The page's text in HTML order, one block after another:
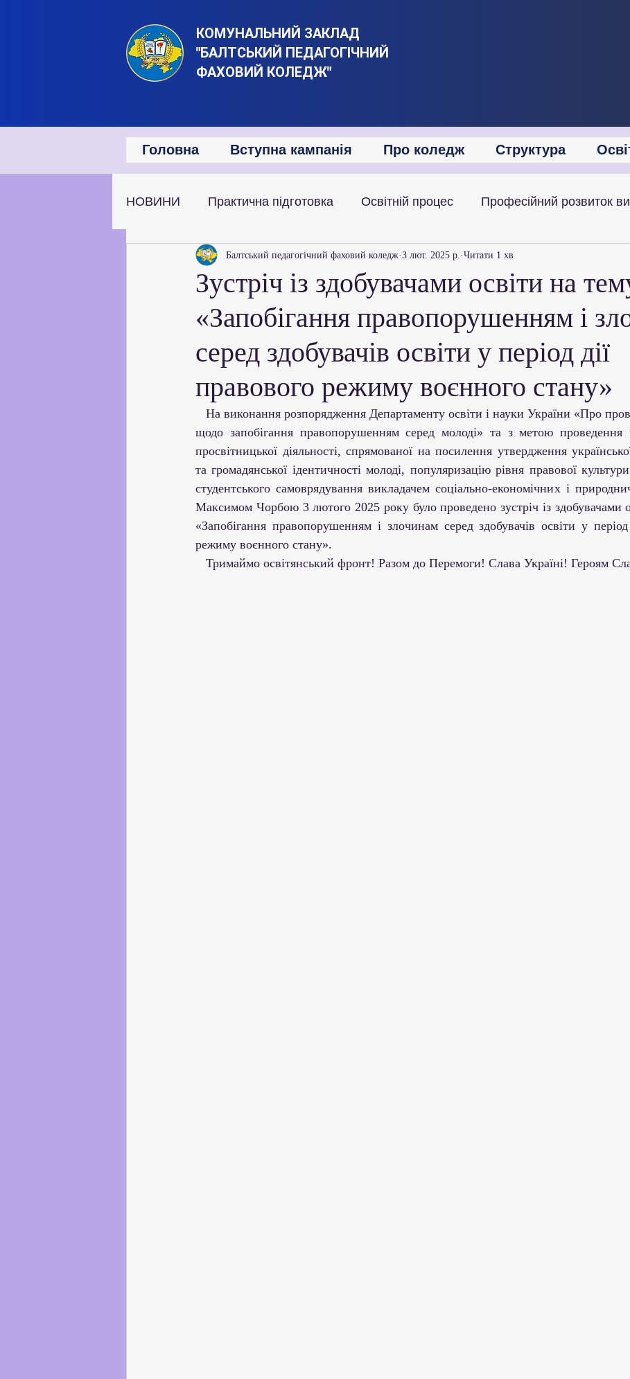
КОМУНАЛЬНИЙ ЗАКЛАД
"БАЛТСЬКИЙ ПЕДАГОГІЧНИЙ
ФАХОВИЙ КОЛЕДЖ"
Головна Вступна кампанія Про коледж Структура
НОВИНИ Практична підготовка Освітній процес Професійний розвиток
Наукова та дослідницька діяльність Академічна мобільність
Партнерство з українськими ЗВО Робота зі здобувачами освіти
Профорієнтаційна робота Забезпечення якості освіти Співпраця зі
Соціальні та громадські ініціативи Досягнення студентів та викладачів
Академічна доброчесність Громадські ініціативи
Зустріч із здобувачами освіти на
«Запобігання правопорушенням і
серед здобувачів освіти у період дії
правового режиму воєнного стану»
Балтський педагогічний фаховий коледж 3 лют. 2025 р. Читати 1 хв
щодо запобігання правопорушенням серед молоді» та з метою проведення
просвітницької діяльності, спрямованої на посилення утвердження
та громадянської ідентичності молоді, популяризацію рівня правової
студентського самоврядування викладачем соціально-економічних і
Максимом Чорбою 3 лютого 2025 року було проведено зустріч із здобувачами
«Запобігання правопорушенням і злочинам серед здобувачів освіти у
режиму воєнного стану».
Тримаймо освітянський фронт! Разом до Перемоги! Слава Україні! Героям